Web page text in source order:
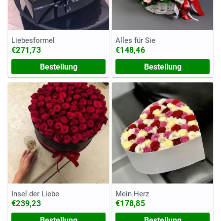
Liebesformel
€271,73
Bestellung
Alles für Sie
€148,46
Bestellung
Insel der Liebe
€239,23
Mein Herz
€178,85